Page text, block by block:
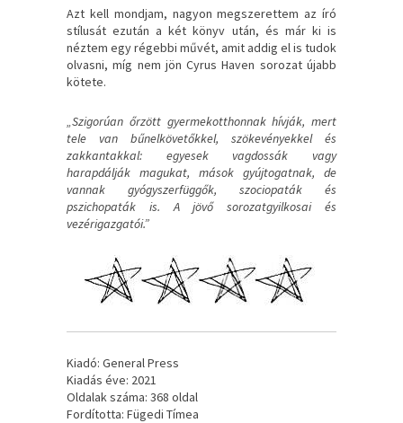
Azt kell mondjam, nagyon megszerettem az író
stílusát ezután a két könyv után, és már ki is
néztem egy régebbi művét, amit addig el is tudok
olvasni, míg nem jön Cyrus Haven sorozat újabb
kötete.
„Szigorúan őrzött gyermekotthonnak hívják, mert
tele van bűnelkövetőkkel, szökevényekkel és
zakkantakkal: egyesek vagdossák vagy
harapdálják magukat, mások gyújtogatnak, de
vannak gyógyszerfüggők, szociopaták és
pszichopaták is. A jövő sorozatgyilkosai és
vezérigazgatói.”
Kiadó: General Press
Kiadás éve: 2021
Oldalak száma: 368 oldal
Fordította: Fügedi Tímea